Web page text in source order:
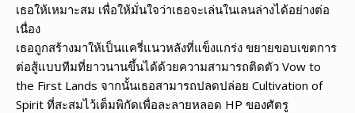
เธอให้เหมาะสม เพื่อให้มั่นใจว่าเธอจะเล่นในเลนล่างได้อย่างต่อ
เนื่อง
เธอถูกสร้างมาให้เป็นแครี่แนวหลังที่แข็งแกร่ง ขยายขอบเขตการ
ต่อสู้แบบทีมที่ยาวนานขึ้นได้ด้วยความสามารถติดตัว Vow to
the First Lands จากนั้นเธอสามารถปลดปล่อย Cultivation of
Spirit ที่สะสมไว้เต็มพิกัดเพื่อละลายหลอด HP ของศัตรู